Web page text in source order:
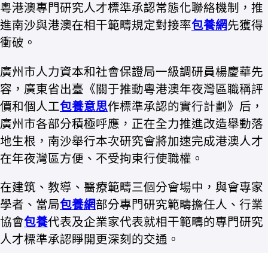
粵港澳專門研究人才標準承認常態化聯絡機制，推
進南沙與港澳在相干範疇規定對接率包養網先獲得
衝破。
廣州市人力資本和社會保證局一級調研員楊慶華先
容，廣東省出臺《關于推動粵港澳年夜灣區職稱評
價和個人工包養意思作標準承認的實行計劃》后，
廣州市各部分積極呼應，正在全力推進改造舉動落
地生根，南沙舉行本次研究會將加速完成港澳人才
在年夜灣區方便、不受拘束行使職權。
在建筑、教導、醫療範疇三個分會場中，與會專家
學者、當局包養網部分專門研究範疇擔任人、行業
協會包養代表及企業家代表就相干範疇的專門研究
人才標準承認睜開更深刻的交通。